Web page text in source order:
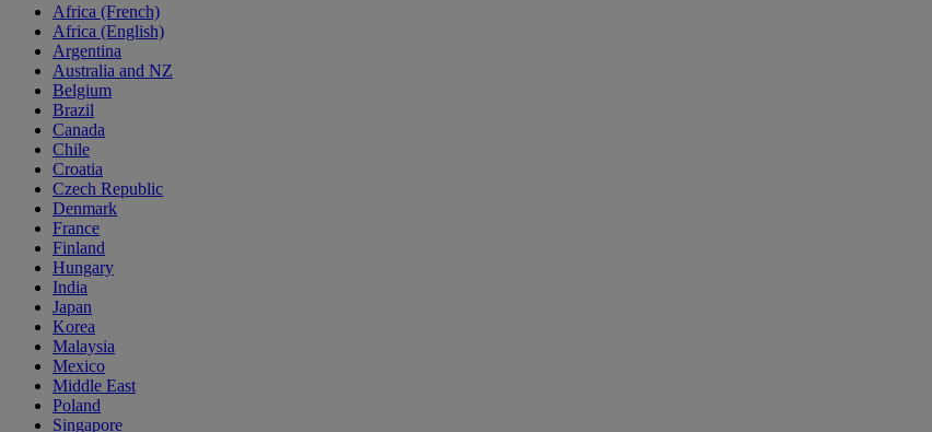
Africa (French)
Africa (English)
Argentina
Australia and NZ
Belgium
Brazil
Canada
Chile
Croatia
Czech Republic
Denmark
France
Finland
Hungary
India
Japan
Korea
Malaysia
Mexico
Middle East
Poland
Singapore